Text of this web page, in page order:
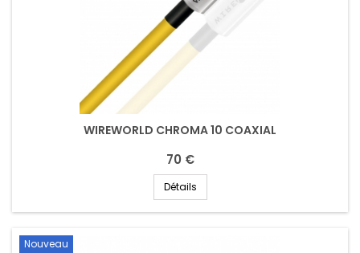
WIREWORLD CHROMA 10 COAXIAL
70 €
Détails
Nouveau